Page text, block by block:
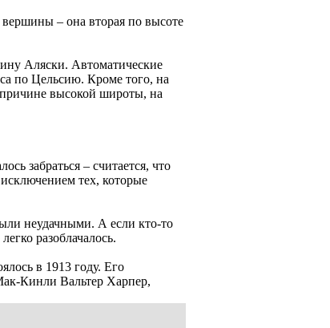
– она вторая по высоте
Аляски. Автоматические
по Цельсию. Кроме того, на
высокой широты, на
забраться – считается, что
тех, которые
неудачными. А если кто-то
разоблачалось.
в 1913 году. Его
Кинли Вальтер Харпер,